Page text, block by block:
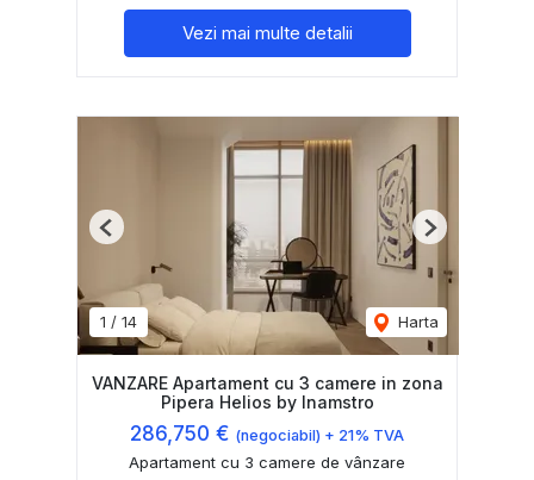
Vezi mai multe detalii
1 / 14 Harta
Previous Next
VANZARE Apartament cu 3 camere in zona
Pipera Helios by Inamstro
286,750 € (negociabil) + 21% TVA
Apartament cu 3 camere de vânzare